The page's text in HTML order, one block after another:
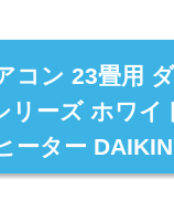
コン 23畳用
リーズ ホワイ
ーター DAIKIN